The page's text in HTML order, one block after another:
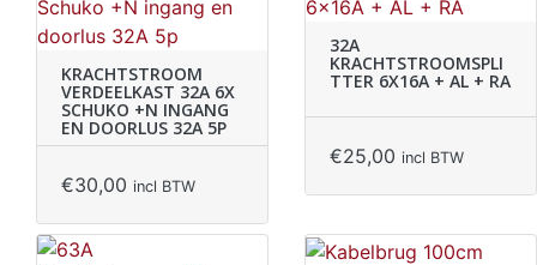
KRACHTSTROOM
VERDEELKAST 32A 6X
SCHUKO +N INGANG
EN DOORLUS 32A 5P
€30,00 incl BTW
32A
KRACHTSTROOMSPLI
TTER 6X16A + AL + RA
€25,00 incl BTW